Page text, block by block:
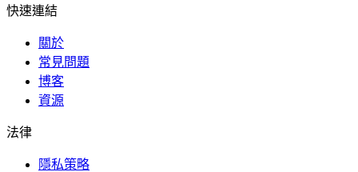
快速連結
關於
常見問題
博客
資源
法律
隱私策略